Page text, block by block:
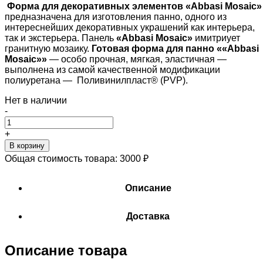
Форма для декоративных элементов «Abbasi Mosaic»
предназначена для изготовления панно, одного из
интереснейших декоративных украшений как интерьера,
так и экстерьера. Панель «Abbasi Mosaic» имитриует
гранитную мозаику. Готовая форма для панно ««Abbasi
Mosaic»» — особо прочная, мягкая, эластичная —
выполнена из самой качественной модификации
полиуретана — Поливинилпласт® (PVP).
Нет в наличии
-
+
В корзину
Общая стоимость товара: 3000 ₽
Описание
Доставка
Описание товара